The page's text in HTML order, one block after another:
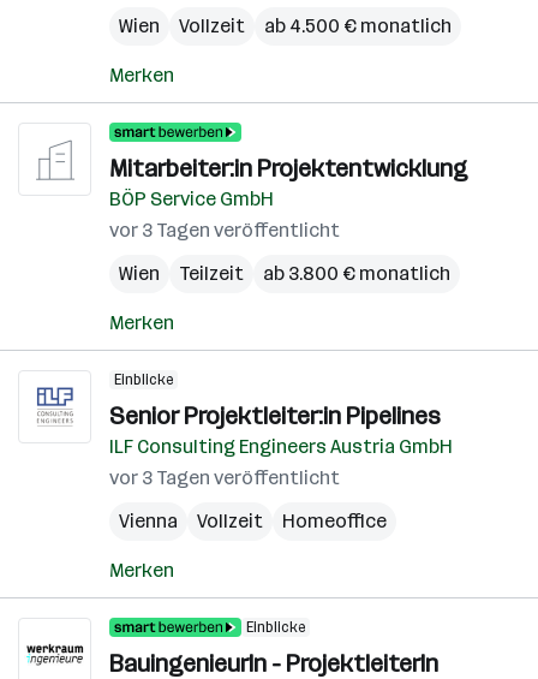
Wien
Vollzeit ab 4.500 € monatlich
Merken
Mitarbeiter:in Projektentwicklung
BÖP Service GmbH
vor 3 Tagen veröffentlicht
Wien
Teilzeit ab 3.800 € monatlich
Merken
Einblicke
Senior Projektleiter:in Pipelines
ILF Consulting Engineers Austria GmbH
vor 3 Tagen veröffentlicht
Vienna
Vollzeit Homeoffice
Merken
Einblicke
BauingenieurIn - ProjektleiterIn